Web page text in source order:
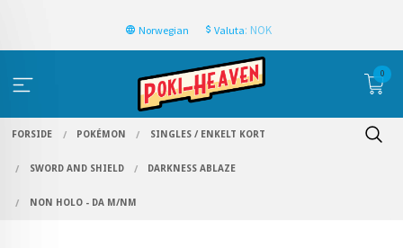
Norwegian Valuta: NOK
0
FORSIDE POKÉMON SINGLES / ENKELT KORT
SWORD AND SHIELD DARKNESS ABLAZE
NON HOLO - DA M/NM